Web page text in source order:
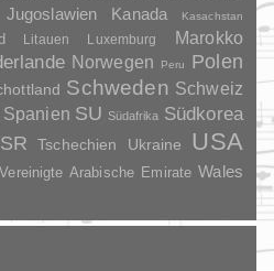
Jugoslawien Kanada Kasachstan
Litauen Luxemburg Marokko
Norwegen Peru
Polen
Schweden Schweiz
Spanien SU Südafrika Südkorea
Tschechien Ukraine USA
Vereinigte Arabische Emirate Wales